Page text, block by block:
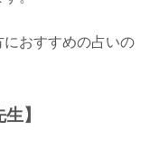
おすすめの占いの
】